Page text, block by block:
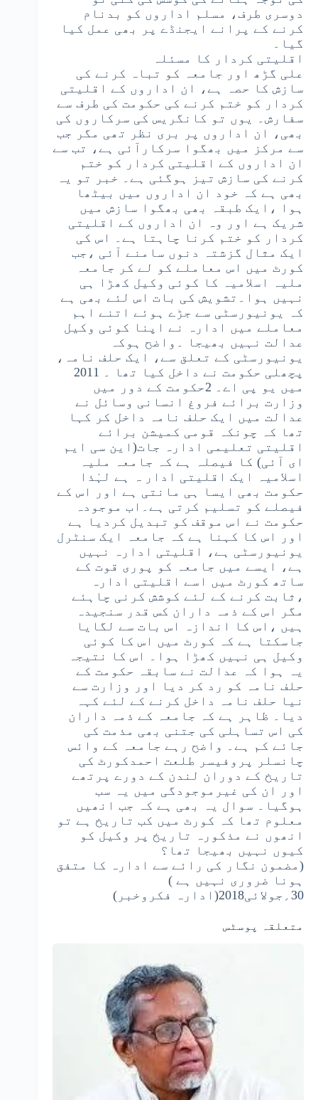
دوسری طرف، مسلم اداروں کو بدنام
کرنے کے پرانے ایجنڈے پر بھی عمل کیا
گیا۔
اقلیتی کردار کا مسئلہ
علی گڑھ اور جامعہ کو تباہ کرنے کی
سازش کا حصہ ہے، ان اداروں کے اقلیتی
کردار کو ختم کرنے کی حکومت کی طرف سے
سفارش۔ یوں تو کانگریس کی سرکاروں کی
بھی، ان اداروں پر بری نظر تھی مگر جب
سے مرکز میں بھگوا سرکارآئی ہے، تب سے
ان اداروں کے اقلیتی کردار کو ختم
کرنے کی سازش تیز ہوگئی ہے۔ خبر تو یہ
بھی ہے کہ خود ان اداروں میں بیٹھا
ہوا ،ایک طبقہ بھی بھگوا سازش میں
شریک ہے اور وہ ان اداروں کے اقلیتی
کردار کو ختم کرنا چاہتا ہے۔ اس کی
ایک مثال گزشتہ دنوں سامنے آئی ،جب
کورٹ میں اس معاملے کو لے کر جامعہ
ملیہ اسلامیہ کا کوئی وکیل کھڑا ہی
نہیں ہوا۔تشویش کی بات اس لئے بھی ہے
کہ یونیورسٹی سے جڑے ہوئے اتنے اہم
معاملے میں ادارہ نے اپنا کوئی وکیل
عدالت نہیں بھیجا ۔واضح ہوکہ
یونیورسٹی کے تعلق سے، ایک حلف نامہ،
پچھلی حکومت نے داخل کیا تھا ۔ 2011
میں یو پی اے۔ 2حکومت کے دور میں
وزارت برائے فروغ انسانی وسائل نے
عدالت میں ایک حلف نامہ داخل کر کہا
تھا کہ چونکہ قومی کمیشن برائے
اقلیتی تعلیمی ادارہ جات(این سی ایم
ای آئی) کا فیصلہ ہے کہ جامعہ ملیہ
اسلامیہ ایک اقلیتی ادار ہ ہے لہٰذا
حکومت بھی ایسا ہی مانتی ہے اور اس کے
فیصلے کو تسلیم کرتی ہے۔اب موجودہ
حکومت نے اس موقف کو تبدیل کردیا ہے
اور اس کا کہنا ہے کہ جامعہ ایک سنٹرل
یونیورسٹی ہے، اقلیتی ادارہ نہیں
ہے، ایسے میں جامعہ کو پوری قوت کے
ساتھ کورٹ میں اسے اقلیتی ادارہ
،ثابت کرنے کے لئے کوشش کرنی چاہئے
مگر اس کے ذمہ داران کس قدر سنجیدہ
ہیں ،اس کا اندازہ اس بات سے لگایا
جاسکتا ہے کہ کورٹ میں اس کا کوئی
وکیل ہی نہیں کھڑا ہوا۔ اس کا نتیجہ
یہ ہوا کہ عدالت نے سابقہ حکومت کے
حلف نامہ کو رد کر دیا اور وزارت سے
نیا حلف نامہ داخل کرنے کے لئے کہہ
دیا۔ ظاہر ہے کہ جامعہ کے ذمہ داران
کی اس تساہلی کی جتنی بھی مذمت کی
جائے کم ہے۔ واضح رہے جامعہ کے وائس
چانسلر پروفیسر طلعت احمدکورٹ کی
تاریخ کے دوران لندن کے دورے پرتھے
اور ان کی غیرموجودگی میں یہ سب
ہوگیا۔ سوال یہ بھی ہے کہ جب انھیں
معلوم تھا کہ کورٹ میں کب تاریخ ہے تو
انھوں نے مذکورہ تاریخ پر وکیل کو
کیوں نہیں بھیجا تھا؟
(مضمون نگار کی رائے سے ادارہ کا متفق
ہونا ضروری نہیں ہے )
30؍جولائی2018(ادارہ فکروخبر)
متعلقہ پوسٹس